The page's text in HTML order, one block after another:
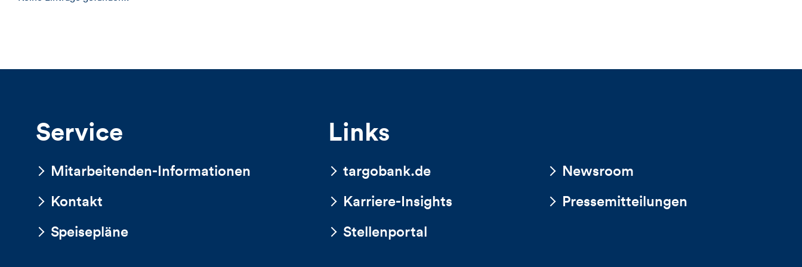
Service
Mitarbeitenden-Informationen
Kontakt
Speisepläne
Links
targobank.de Newsroom
Karriere-Insights Pressemitteilungen
Stellenportal